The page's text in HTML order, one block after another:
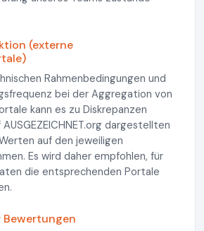
(externe
Rahmenbedingungen und
bei der Aggregation von
kann es zu Diskrepanzen
dargestellten
auf den jeweiligen
Es wird daher empfohlen, für
die entsprechenden Portale
Bewertungen